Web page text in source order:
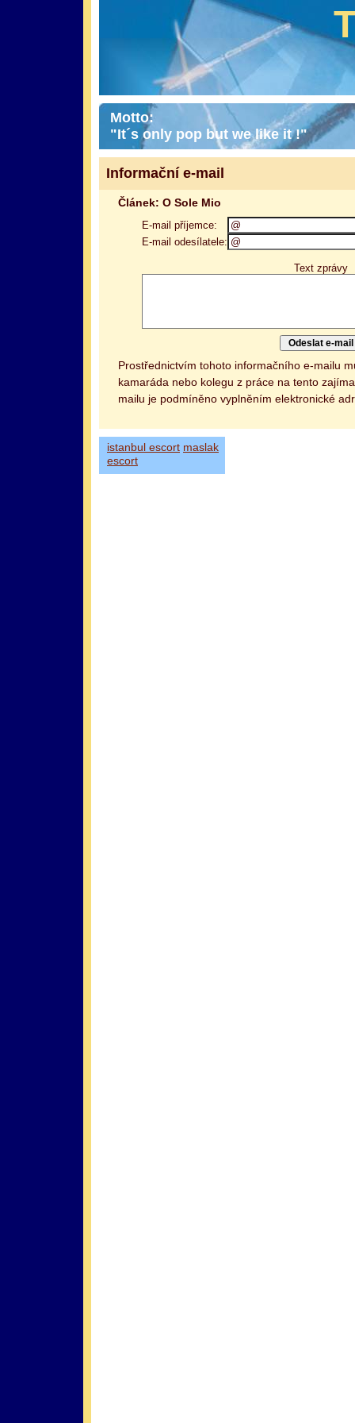
Motto:
"It´s only pop but we like it !"
Informační e-mail
Článek: O Sole Mio
E-mail příjemce:
E-mail odesílatele:
Text zprávy
Prostřednictvím tohoto informačního e-mailu
kamaráda nebo kolegu z práce na tento
mailu je podmíněno vyplněním elektronické
istanbul escort maslak
escort